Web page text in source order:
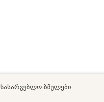
სასარგებლო ბმულები